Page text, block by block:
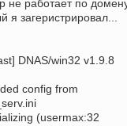
не работает по
загеристрировал...
DNAS/win32 v1.9.8
config from
(usermax:32